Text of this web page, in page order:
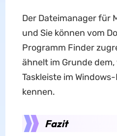
Der Dateimanager für
und Sie können vom
Programm Finder
ähnelt im Grunde dem,
Taskleiste im
kennen.
Fazit